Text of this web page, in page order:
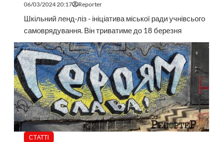
06/03/2024 20:17 Reporter
Шкільний ленд-ліз - ініціатива міської ради учнівсього
самоврядування. Він триватиме до 18 березня
СТАТТІ